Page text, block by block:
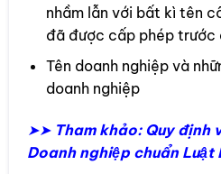
nhầm lẫn với bất kì tên
đã được cấp phép trước
Tên doanh nghiệp và
doanh nghiệp
➤➤ Tham khảo: Quy
Doanh nghiệp chuẩn Luật